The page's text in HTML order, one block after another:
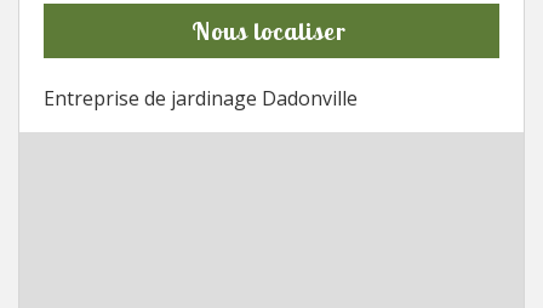
Nous localiser
Entreprise de jardinage Dadonville